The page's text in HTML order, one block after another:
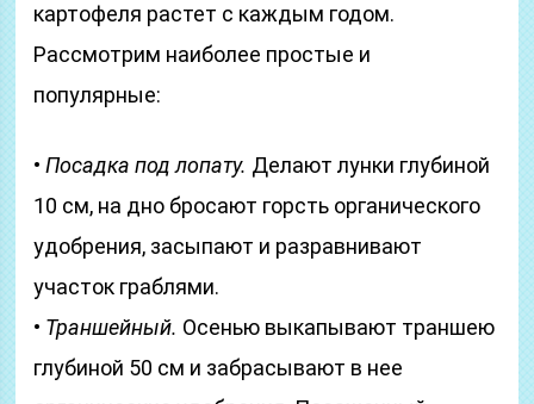
картофеля растет с каждым годом.
Рассмотрим наиболее простые и
популярные:
•Посадка под лопату. Делают лунки глубиной
10 см, на дно бросают горсть органического
удобрения, засыпают и разравнивают
участок граблями.
• Траншейный. Осенью выкапывают траншею
глубиной 50 см и забрасывают в нее